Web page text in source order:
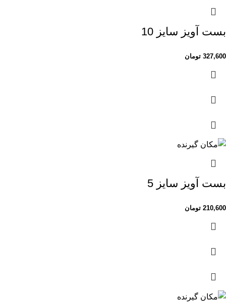
بست آویز سایز 10
327,600 تومان
بست آویز سایز 5
210,600 تومان